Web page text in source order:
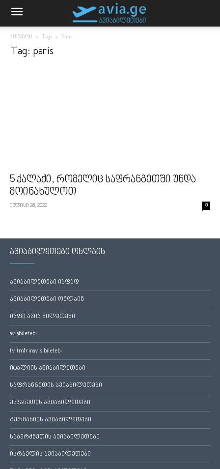
მთავარი Tags Paris
Tag: paris
5 ქალაქი, რომელიც საფრანგეთში უნდა
მოინახულოთ
ივლისი 28, 2022 0
ავიაბილეთები ონლაინ
ავიაბილეთები იაფად
ავიაბილეთები ონლაინ
იაფი ავია ბილეთები
aviabiletebi
tvitmfrinavis biletebi
იტალიის ავიაბილეთები
საფრანგეთის ავიაბილეთები
ესპანეთის ავიაბილეთები
გერმანიის ავიაბილეთები
საბერძნეთის ავიაბილეთები
ისრაელის ავიაბილეთები